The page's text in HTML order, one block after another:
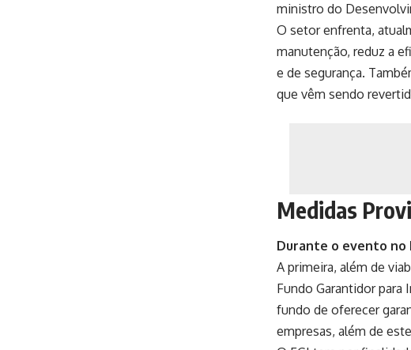
ministro do
O setor enfrenta,
manutenção, reduz a
e de segurança.
que vêm sendo
Medidas
Durante o evento no
A primeira, além de
Fundo Garantidor para
fundo de oferecer
empresas, além de